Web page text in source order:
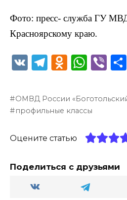
Фото: пресс- служба ГУ
Красноярскому краю.
V
T
e
g
m
O
n
o
a
ni
ki
W
a
ts
p
Vi
er
ОМВД России
профильные классы
Оцените статью
Поделиться с друзьями